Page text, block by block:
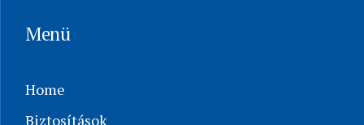
Menü
Home
Biztosítások